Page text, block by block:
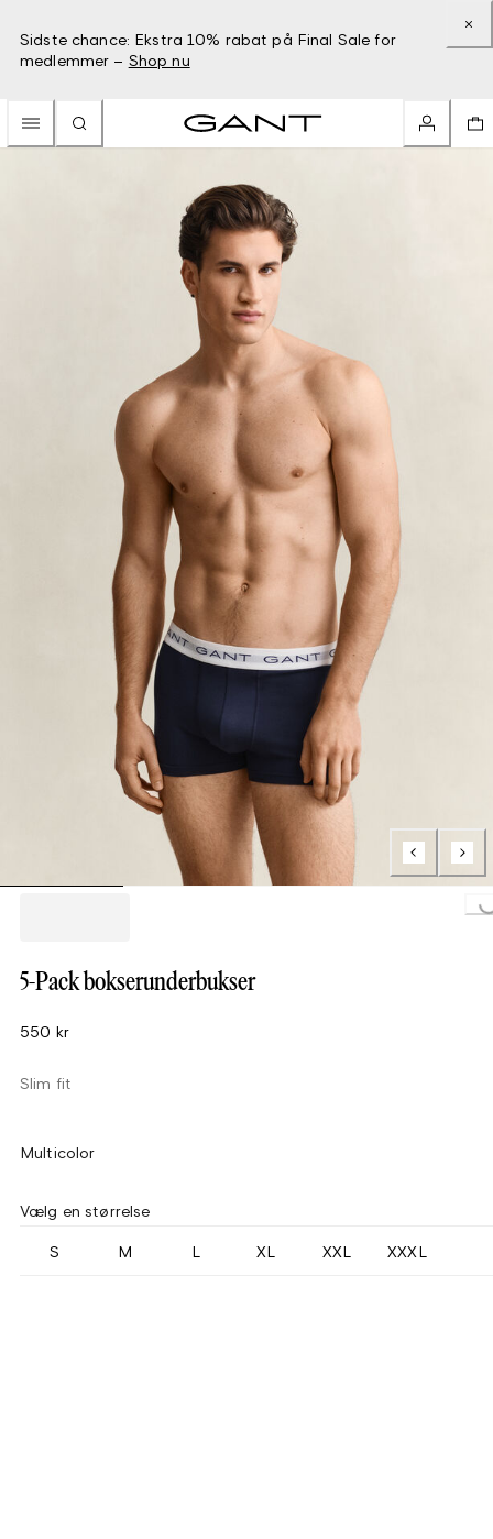
Sidste chance: Ekstra 10% rabat på Final Sale for
medlemmer – Shop nu
Loading...
5-Pack bokserunderbukser
550 kr
Slim fit
Multicolor
Vælg en størrelse
S M L XL XXL XXXL